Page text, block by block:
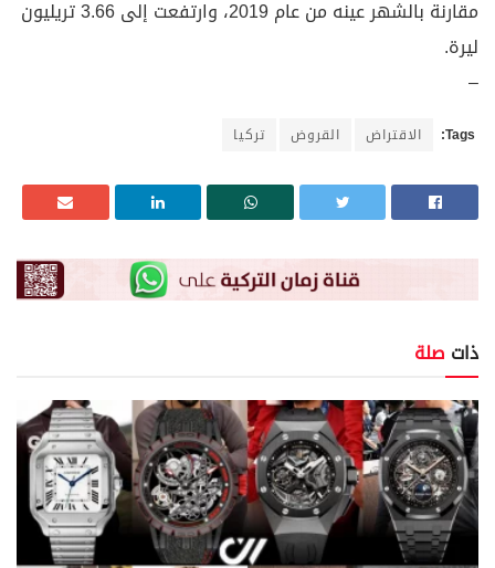
مقارنة بالشهر عينه من عام 2019، وارتفعت إلى 3.66 تريليون
ليرة.
–
Tags: الاقتراض القروض تركيا
ذات صلة